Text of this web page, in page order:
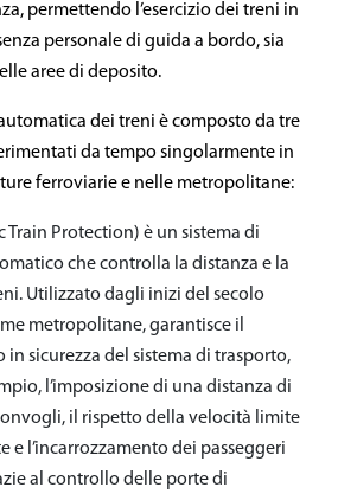
permettendo l’esercizio dei treni in
personale di guida a bordo, sia
aree di deposito.
automatica dei treni è composto da tre
da tempo singolarmente in
ferroviarie e nelle metropolitane:
Train Protection) è un sistema di
che controlla la distanza e la
Utilizzato dagli inizi del secolo
metropolitane, garantisce il
sicurezza del sistema di trasporto,
l’imposizione di una distanza di
il rispetto della velocità limite
e l’incarrozzamento dei passeggeri
al controllo delle porte di